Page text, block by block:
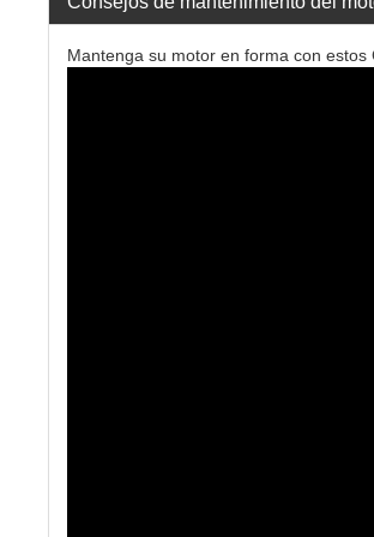
Mantenga su motor en forma con